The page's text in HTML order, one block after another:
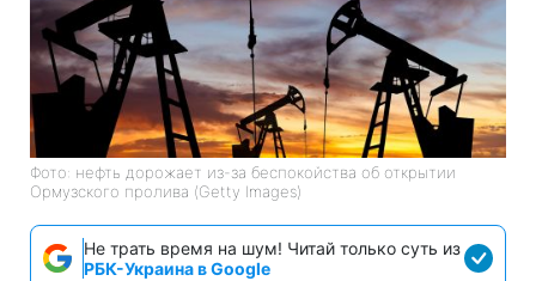
Фото: нефть дорожает из-за беспокойства об открытии
Ормузского пролива (Getty Images)
Не трать время на шум! Читай только суть из
РБК-Украина в Google